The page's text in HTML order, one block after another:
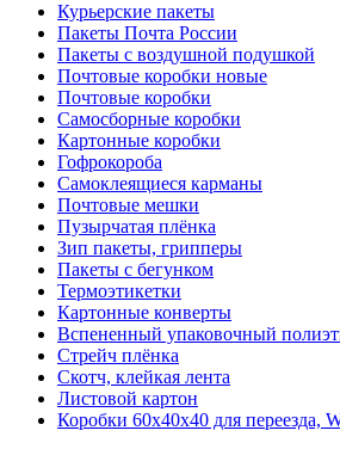
Курьерские пакеты
Пакеты Почта России
Пакеты с воздушной подушкой
Почтовые коробки новые
Почтовые коробки
Самосборные коробки
Картонные коробки
Гофрокороба
Самоклеящиеся карманы
Почтовые мешки
Пузырчатая плёнка
Зип пакеты, грипперы
Пакеты с бегунком
Термоэтикетки
Картонные конверты
Вспененный упаковочный
Стрейч плёнка
Скотч, клейкая лента
Листовой картон
Коробки 60х40х40 для переезда,